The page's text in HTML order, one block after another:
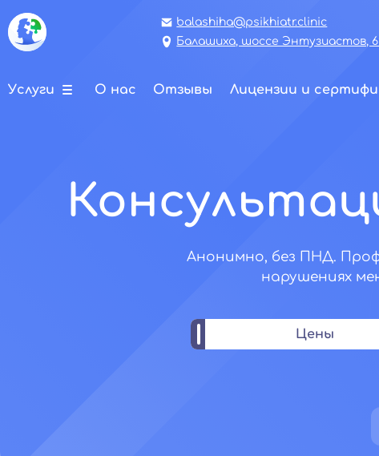
balashiha@psikhiatr.clinic
Балашиха, шоссе Энтузиастов,
Услуги О нас Отзывы Лицензии и
Анонимно, без ПНД.
нарушениях
Цены